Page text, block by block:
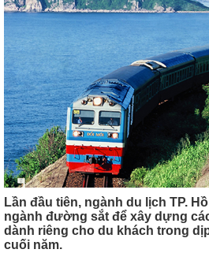
Lần đầu tiên, ngành du lịch TP.
ngành đường sắt để xây dựng
dành riêng cho du khách trong
cuối năm.